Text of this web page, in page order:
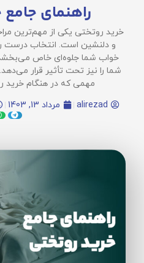
راهنمای
خرید روتختی یکی از مهم‌ترین
و دلنشین است. انتخاب درست
خواب شما جلوه‌ای خاص
شما را نیز تحت تأثیر قرار
مهمی که در هنگام خرید
alirezad
مرداد 13, 1403